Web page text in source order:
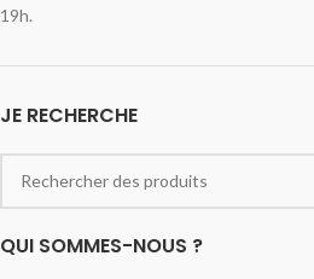
19h.
JE RECHERCHE
QUI SOMMES-NOUS ?